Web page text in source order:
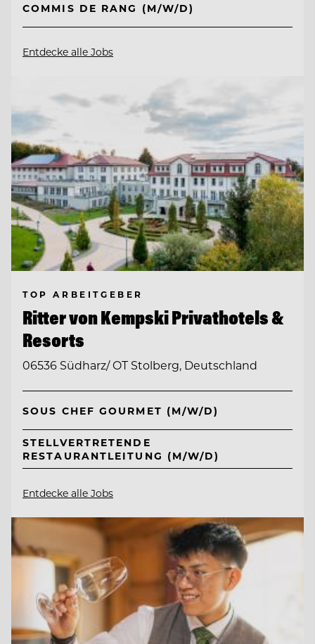
COMMIS DE RANG (M/W/D)
Entdecke alle Jobs
TOP ARBEITGEBER
Ritter von Kempski Privathotels &
Resorts
06536 Südharz/ OT Stolberg, Deutschland
SOUS CHEF GOURMET (M/W/D)
STELLVERTRETENDE
RESTAURANTLEITUNG (M/W/D)
Entdecke alle Jobs